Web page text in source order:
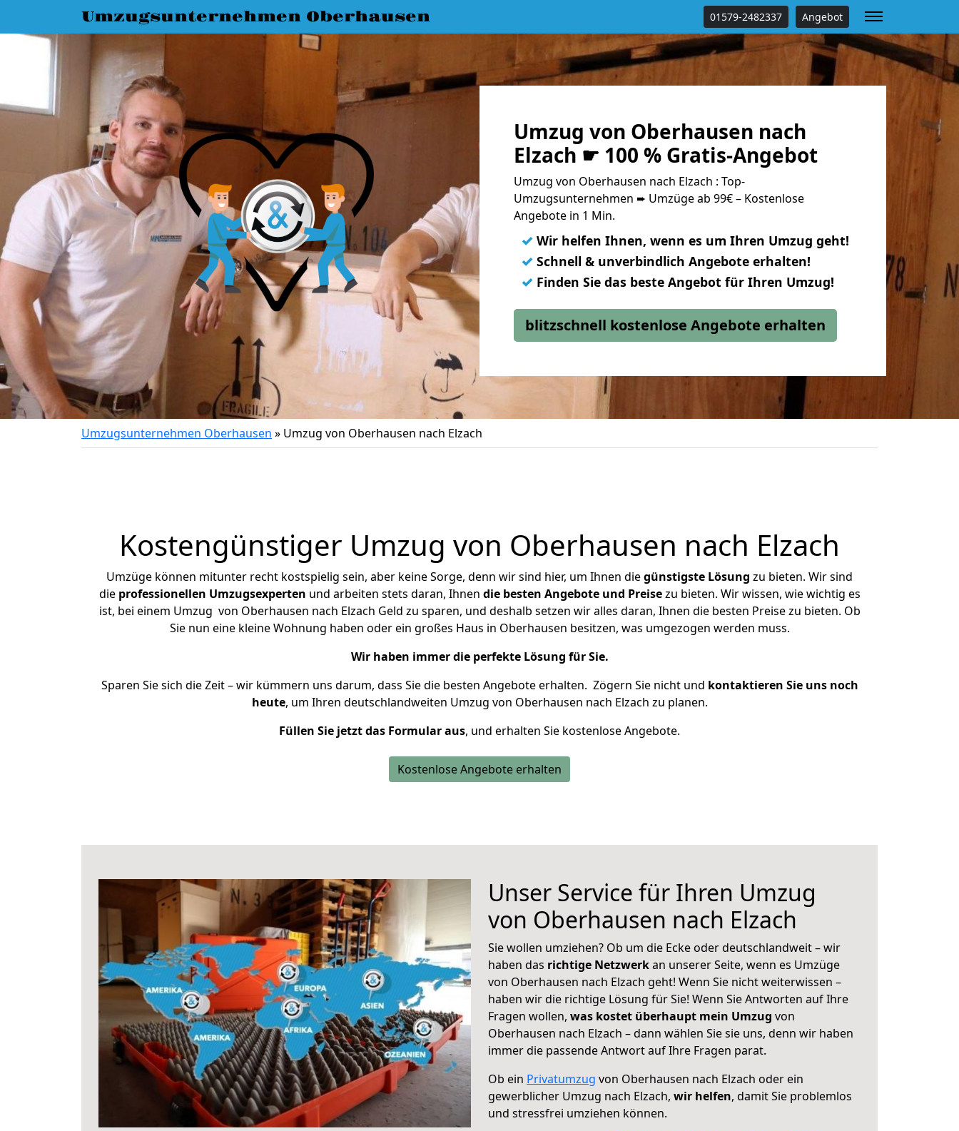
Umzugsunternehmen Oberhausen 01579-2482337 Angebot
Umzug von Oberhausen nach
Elzach ☛ 100 % Gratis-Angebot
Umzug von Oberhausen nach Elzach : Top-
Umzugsunternehmen ➨ Umzüge ab 99€ – Kostenlose
Angebote in 1 Min.
✓ Wir helfen Ihnen, wenn es um Ihren Umzug geht!
✓ Schnell & unverbindlich Angebote erhalten!
✓ Finden Sie das beste Angebot für Ihren Umzug!
blitzschnell kostenlose Angebote erhalten
Umzugsunternehmen Oberhausen » Umzug von Oberhausen nach Elzach
Kostengünstiger Umzug von Oberhausen nach Elzach
Umzüge können mitunter recht kostspielig sein, aber keine Sorge, denn wir sind hier, um Ihnen diegünstigste Lösung zu bieten. Wir sind
die professionellen Umzugsexperten und arbeiten stets daran, Ihnen die besten Angebote und Preisezu bieten. Wir wissen, wie wichtig es
ist, bei einem Umzug von Oberhausen nach Elzach Geld zu sparen, und deshalb setzen wir alles daran, Ihnen die besten Preise zu bieten. Ob
Sie nun eine kleine Wohnung haben oder ein großes Haus in Oberhausen besitzen, was umgezogen werden muss.
Wir haben immer die perfekte Lösung für Sie.
Sparen Sie sich die Zeit – wir kümmern uns darum, dass Sie die besten Angebote erhalten. Zögern Sie nicht und kontaktieren Sie uns noch
heute, um Ihren deutschlandweiten Umzug von Oberhausen nach Elzach zu planen.
Füllen Sie jetzt das Formular aus, und erhalten Sie kostenlose Angebote.
Kostenlose Angebote erhalten
Unser Service für Ihren Umzug
von Oberhausen nach Elzach
Sie wollen umziehen? Ob um die Ecke oder deutschlandweit – wir
haben das richtige Netzwerkan unserer Seite, wenn es Umzüge
von Oberhausen nach Elzach geht! Wenn Sie nicht weiterwissen –
haben wir die richtige Lösung für Sie! Wenn Sie Antworten auf Ihre
Fragen wollen, was kostet überhaupt mein Umzug von
Oberhausen nach Elzach – dann wählen Sie sie uns, denn wir haben
immer die passende Antwort auf Ihre Fragen parat.
Ob ein Privatumzug von Oberhausen nach Elzach oder ein
gewerblicher Umzug nach Elzach, wir helfen, damit Sie problemlos
und stressfrei umziehen können.